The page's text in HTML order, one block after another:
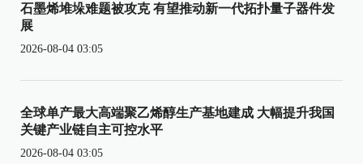
石墨烯堆垛难题被攻克 有望推动新一代拓扑量子器件发
展
2026-08-04 03:05
全球单产最大高端聚乙烯醇生产基地建成 大幅提升我国
关键产业链自主可控水平
2026-08-04 03:05